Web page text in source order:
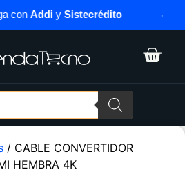
AddiySistecrédito
/ CABLE CONVERTIDOR
HEMBRA 4K